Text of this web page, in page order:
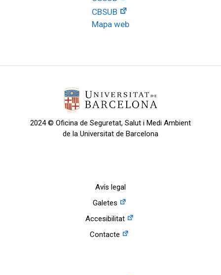
CBSUB
Mapa web
2024 © Oficina de Seguretat, Salut i Medi Ambient
de la Universitat de Barcelona
Avís legal
Galetes
Accesibilitat
Contacte